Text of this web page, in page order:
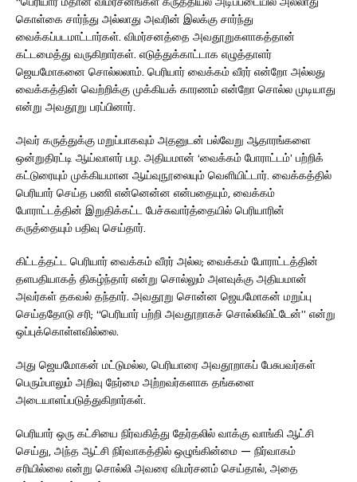
கொள்கை சார்ந்து அல்லாது அவரின் இலக்கு சார்ந்து
வைக்கப்படமாட்டார்கள். விமர்சனத்தை அவதூறுகளாகத்தான்
கட்டமைத்து வருகிறார்கள். எடுத்துக்காட்டாக எழுத்தாளர்
ஜெயமோகனை சொல்லலாம். பெரியார் வைக்கம் வீரர் என்றோ அல்லது
வைக்கத்தின் வெற்றிக்கு முக்கியக் காரணம் என்றோ சொல்ல முடியாது
என்று அவதூறு பரப்பினார்.
அவர் கருத்துக்கு மறுப்பாகவும் அதனுடன் பல்வேறு ஆதாரங்களை
ஒன்றுதிரட்டி ஆய்வாளர் பழ. அதியமான் ‘வைக்கம் போராட்டம்’ பற்றிக்
கட்டுரையும் முக்கியமான ஆய்வுநூலையும் வெளியிட்டார். வைக்கத்தில்
பெரியார் செய்த பணி என்னென்ன என்பதையும், வைக்கம்
போராட்டத்தின் இறுதிக்கட்ட பேச்சுவார்த்தையில் பெரியாரின்
கருத்தையும் பதிவு செய்தார்.
கிட்டத்தட்ட பெரியார் வைக்கம் வீரர் அல்ல; வைக்கம் போராட்டத்தின்
தளபதியாகத் திகழ்ந்தார் என்று சொல்லும் அளவுக்கு அதியமான்
அவர்கள் தகவல் தந்தார். அவதூறு சொன்ன ஜெயமோகன் மறுப்பு
செய்ததோடு சரி; “பெரியார் பற்றி அவதூறாகச் சொல்லிவிட்டேன்” என்று
ஒப்புக்கொள்ளவில்லை.
அது ஜெயமோகன் மட்டுமல்ல, பெரியாரை அவதூறாகப் பேசுபவர்கள்
பெரும்பாலும் அறிவு நேர்மை அற்றவர்களாக தங்களை
அடையாளப்படுத்துகிறார்கள்.
பெரியார் ஒரு கட்சியை நிர்வகித்து தேர்தலில் வாக்கு வாங்கி ஆட்சி
செய்து, அந்த ஆட்சி நிர்வாகத்தில் ஒழுங்கின்மை — நிர்வாகம்
சரியில்லை என்று சொல்லி அவரை விமர்சனம் செய்தால், அதை